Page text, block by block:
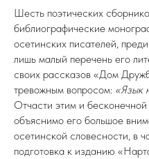
Шесть поэтических
библиографические
осетинских писателей,
лишь малый перечень его
своих рассказов «Дом
тревожным вопросом: «Язык
Отчасти этим и
объяснимо его большое
осетинской словесности, в
подготовка к изданию